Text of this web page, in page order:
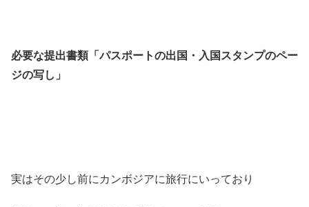
必要な提出書類「パスポートの出国・入国スタンプのペー
ジの写し」
実はその少し前にカンボジアに旅行にいっており